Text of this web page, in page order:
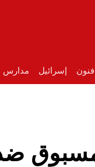
فنون إسرائيل مدارس
مسبوق